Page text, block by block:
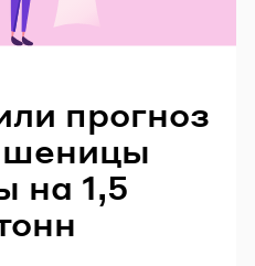
прогноз
на 1,5